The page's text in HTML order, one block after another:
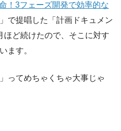
！3フェーズ開発で効率的な
」で提唱した「計画ドキュメン
ほど続けたので、そこに対す
ます。
ってめちゃくちゃ大事じゃ